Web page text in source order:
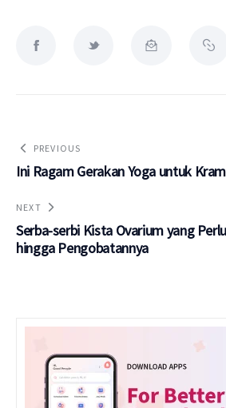
PREVIOUS
Ini Ragam Gerakan Yoga untuk
NEXT
Serba-serbi Kista Ovarium yang
hingga Pengobatannya